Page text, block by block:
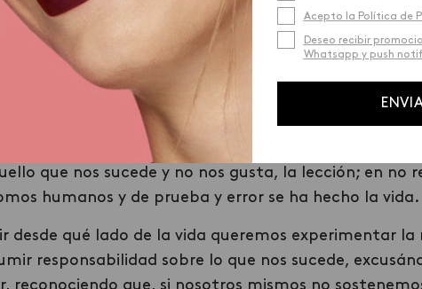
cuesta, es un trabajo diario, de poder observar
que nos sucede y no nos gusta, la lección; en no
humanos y de prueba y error se ha hecho la vida.
desde qué lado de la vida queremos experimentar la
responsabilidad sobre lo que nos sucede,
Acepto la Política de
Deseo recibir
Whatsapp y push